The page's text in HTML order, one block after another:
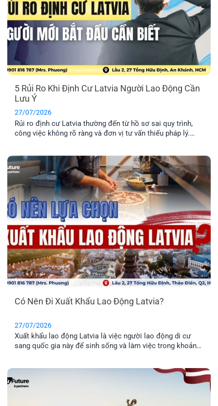
5 Rủi Ro Khi Định Cư Latvia Người Lao Động Cần
Lưu Ý
27/07/2026
Rủi ro định cư Latvia thường đến từ hồ sơ sai quy trình,
công việc không rõ ràng và đơn vị tư vấn thiếu pháp lý.
Có Nên Đi Xuất Khẩu Lao Động Latvia?
27/07/2026
Xuất khẩu lao động Latvia là việc người lao động di cư
sang quốc gia này để sinh sống và làm việc trong khoản
nhu cầu định cư. Vậy đâu mới là phương án định cư cho
cả gia đình tốt nhất? Cùng EFP tìm hiểu qua bài viết dưới